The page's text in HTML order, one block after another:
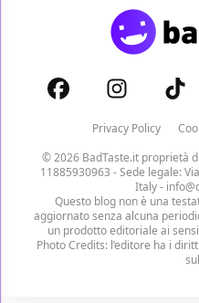
Privacy Policy
© 2026 BadTaste.it proprietà di
11885930963 - Sede legale:
Italy -
Questo blog non è una
aggiornato senza alcuna
un prodotto editoriale ai
Photo Credits: l’editore ha i